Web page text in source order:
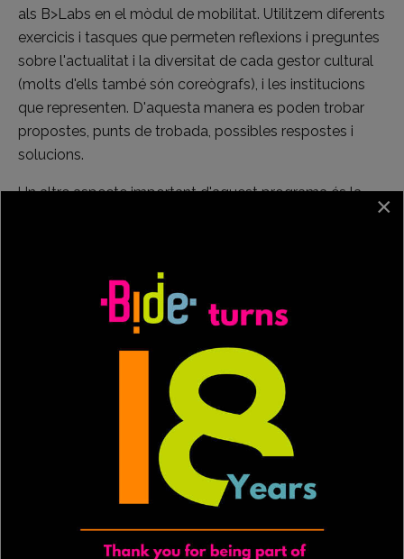
als B>Labs en el mòdul de mobilitat. Utilitzem diferents
exercicis i tasques que permeten reflexions i preguntes
sobre l'actualitat i la diversitat de cada gestor cultural
(molts d'ells també són coreògrafs), i les institucions
que representen. D'aquesta manera es poden trobar
propostes, punts de trobada, possibles respostes i
solucions.
Un altre aspecte important d'aquest programa és la
fermament la mobilitat dels artistes a tot el món.
A cada B>Landing promocionem i fomentem la
mobilitat dels artistes donant beques a alguns
participants per assistir a altres programes de BIDE
BIDE des de 2016 ha organitzat diferents B>Landing, al
Fòrum Cultural de Guanajuato, Universitat de
Guanajuato, Centre de les Arts de Salamanca, Centre
de Producció Contemporània - CEPRODAC, Festival
Escénico Contemporáneo (Mèxic), Universitat de
Nicòsia (Xipre), Centre de Dansa (Zaragoza, Espanya).
×